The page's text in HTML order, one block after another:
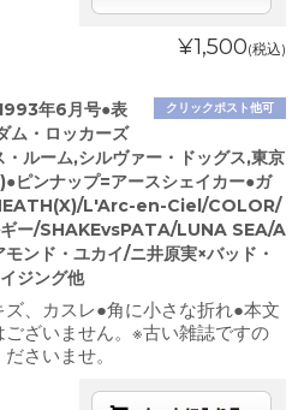
¥1,500(税込)
クリックポスト他可
年6月号●表
ム・ロッカーズ
・ルーム,シルヴァー・ドッグス,東京
ピンナップ=アースシェイカー●ガ
L'Arc-en-Ciel/COLOR/
ギー/SHAKEvsPATA/LUNA SEA/A
ンド・ユカイ/ニ井原実×バッド・
ジング他
、カスレ●角に小さな折れ●本文
ざいません。※古い雑誌ですの
さいませ。